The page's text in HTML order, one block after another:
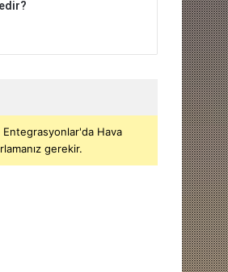
Hava
gerekir.